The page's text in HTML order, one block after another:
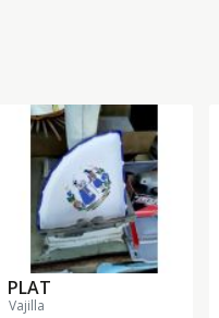
PLAT
vajilla